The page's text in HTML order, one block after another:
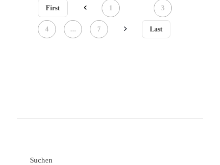
First 1 3
4 ... 7 Last
Suchen